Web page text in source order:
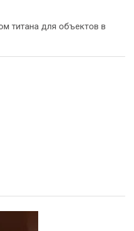
титана для объектов в